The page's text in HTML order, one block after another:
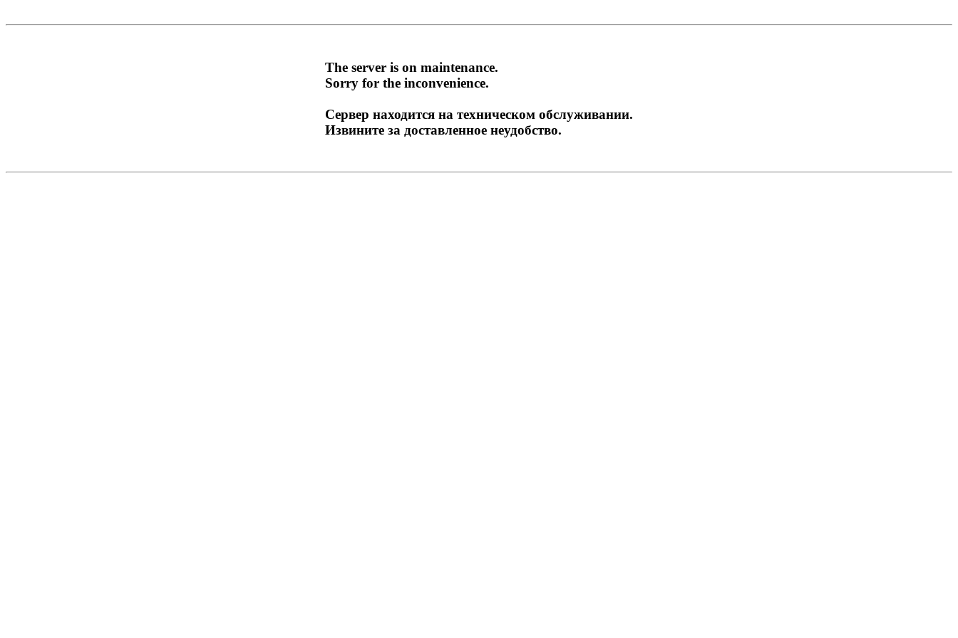
The server is on maintenance.
Sorry for the inconvenience.
Сервер находится на техническом обслуживании.
Извините за доставленное неудобство.